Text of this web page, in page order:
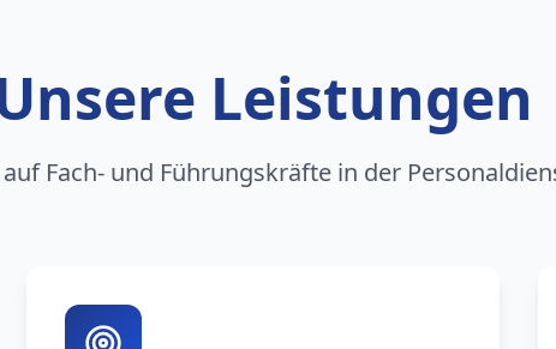
Leistungen
Fach- und Führungskräfte in der